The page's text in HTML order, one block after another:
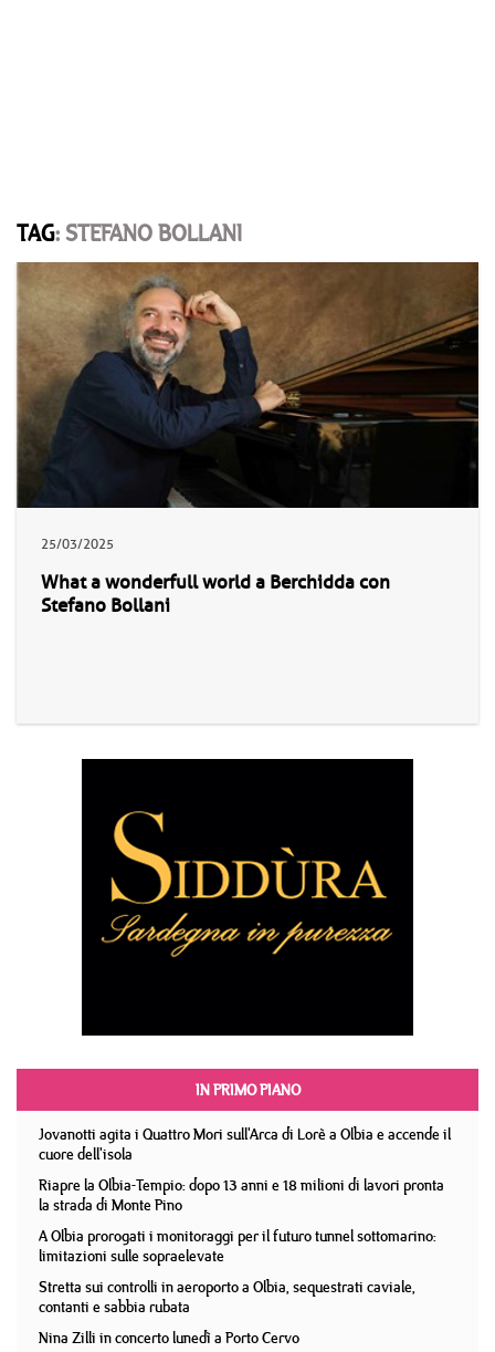
TAG: STEFANO BOLLANI
25/03/2025
What a wonderfull world a Berchidda con
Stefano Bollani
IN PRIMO PIANO
Jovanotti agita i Quattro Mori sull'Arca di Lorè a Olbia e accende il
cuore dell'isola
Riapre la Olbia-Tempio: dopo 13 anni e 18 milioni di lavori pronta
la strada di Monte Pino
A Olbia prorogati i monitoraggi per il futuro tunnel sottomarino:
limitazioni sulle sopraelevate
Stretta sui controlli in aeroporto a Olbia, sequestrati caviale,
contanti e sabbia rubata
Nina Zilli in concerto lunedì a Porto Cervo